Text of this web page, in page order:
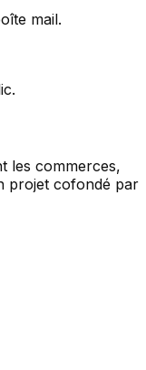
mail.
les commerces,
projet cofondé par